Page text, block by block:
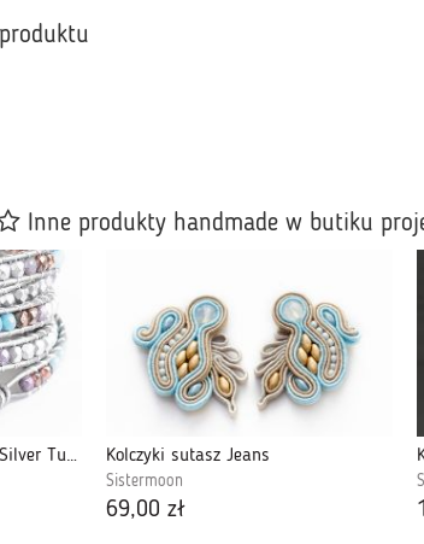
Inne produkty handmade w butiku
Bransoletka boho owijana Silver Turquoise Kolczyki sutasz Jeans
Sistermoon
69,00 zł